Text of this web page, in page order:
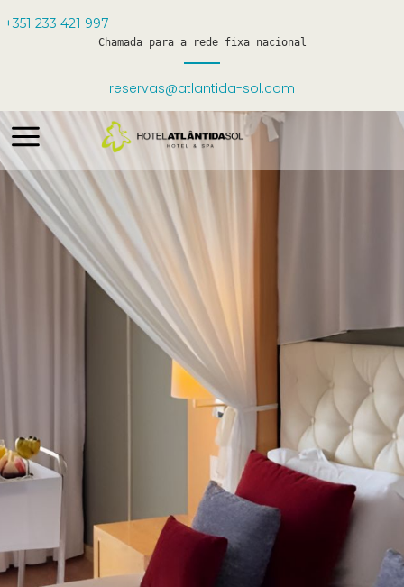
+351 233 421 997
Chamada para a rede fixa nacional
reservas@atlantida-sol.com